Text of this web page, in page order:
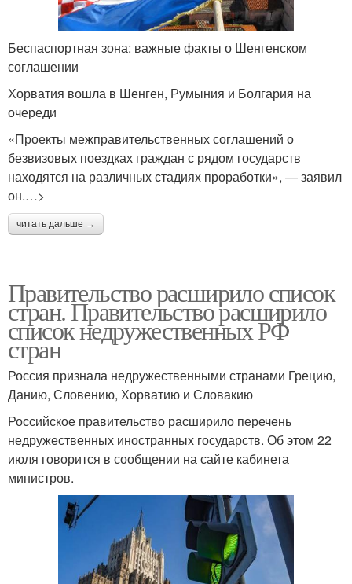
Беспаспортная зона: важные факты о Шенгенском
соглашении
Хорватия вошла в Шенген, Румыния и Болгария на
очереди
«Проекты межправительственных соглашений о
безвизовых поездках граждан с рядом государств
находятся на различных стадиях проработки», — заявил
он.…>
читать дальше →
Правительство расширило список
стран. Правительство расширило
список недружественных РФ
стран
Россия признала недружественными странами Грецию,
Данию, Словению, Хорватию и Словакию
Российское правительство расширило перечень
недружественных иностранных государств. Об этом 22
июля говорится в сообщении на сайте кабинета
министров.